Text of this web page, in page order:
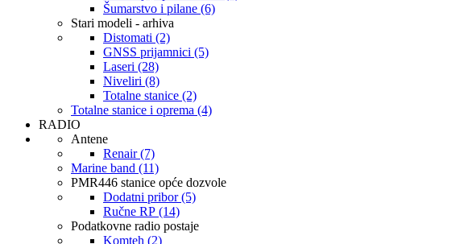
Šumarstvo i pilane (6)
Stari modeli - arhiva
Distomati (2)
GNSS prijamnici (5)
Laseri (28)
Niveliri (8)
Totalne stanice (2)
Totalne stanice i oprema (4)
RADIO
Antene
Renair (7)
Marine band (11)
PMR446 stanice opće dozvole
Dodatni pribor (5)
Ručne RP (14)
Podatkovne radio postaje
Komteh (2)